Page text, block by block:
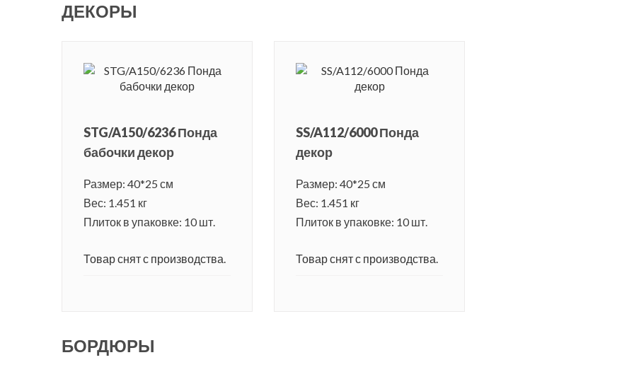
ДЕКОРЫ
STG/A150/6236 Понда
бабочки декор
Размер: 40*25 см
Вес: 1.451 кг
Плиток в упаковке: 10 шт.
Товар снят с производства.
SS/A112/6000 Понда
декор
Размер: 40*25 см
Вес: 1.451 кг
Плиток в упаковке: 10 шт.
Товар снят с производства.
БОРДЮРЫ